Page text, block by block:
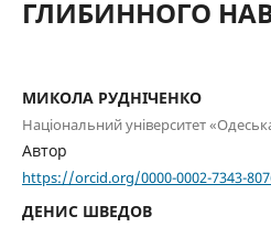
ГЛИБИННОГО
МИКОЛА РУДНІЧЕНКО
Національний університет
Автор
https://orcid.org/0000-0002-7343-
ДЕНИС ШВЕДОВ